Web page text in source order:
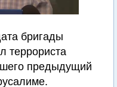
бригады
террориста
предыдущий